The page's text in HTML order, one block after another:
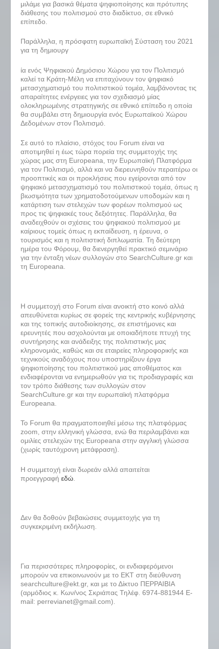
μιλάμε για βασικά θέματα ψηφιοποίησης και πρότυπης
διάθεσης του πολιτισμού στο διαδίκτυο, σε εθνικό
επίπεδο.
Παράλληλα, η πρόσφατη ευρωπαϊκή Σύσταση του 2021
για τη δημιουργ
ία ενός Ψηφιακού Δημόσιου Χώρου για τον Πολιτισμό
καλεί τα Κράτη-Μέλη να επιταχύνουν τον ψηφιακό
μετασχηματισμό του πολιτιστικού τομέα, λαμβάνοντας τις
απαραίτητες ενέργειες για τον σχεδιασμό μίας
ολοκληρωμένης στρατηγικής σε εθνικό επίπεδο η οποία
θα συμβάλει στη δημιουργία ενός Ευρωπαϊκού Χώρου
Δεδομένων στον Πολιτισμό.
Σε αυτό το πλαίσιο, στόχος του Forum είναι να
αποτιμηθεί η έως τώρα πορεία της συμμετοχής της
χώρας μας στη Europeana, την Ευρωπαϊκή Πλατφόρμα
για τον Πολιτισμό, αλλά και να διερευνηθούν περαιτέρω οι
προοπτικές και οι προκλήσεις που εγείρονται από τον
ψηφιακό μετασχηματισμό του πολιτιστικού τομέα, όπως η
βιωσιμότητα των χρηματοδοτούμενων υποδομών και η
κατάρτιση των στελεχών των φορέων πολιτισμού ως
προς τις ψηφιακές τους δεξιότητες. Παράλληλα, θα
αναδειχθούν οι σχέσεις του ψηφιακού πολιτισμού με
καίριους τομείς όπως η εκπαίδευση, η έρευνα, ο
τουρισμός και η πολιτιστική διπλωματία. Τη δεύτερη
ημέρα του Φόρουμ, θα διενεργηθεί πρακτικό σεμινάριο
για την ένταξη νέων συλλογών στο SearchCulture.gr και
τη Europeana.
Η συμμετοχή στο Forum είναι ανοικτή στο κοινό αλλά
απευθύνεται κυρίως σε φορείς της κεντρικής κυβέρνησης
και της τοπικής αυτοδιοίκησης, σε επιστήμονες και
ερευνητές που ασχολούνται με οποιαδήποτε πτυχή της
συντήρησης και ανάδειξης της πολιτιστικής μας
κληρονομιάς, καθώς και σε εταιρείες πληροφορικής και
τεχνικούς αναδόχους που υποστηρίζουν έργα
ψηφιοποίησης του πολιτιστικού μας αποθέματος και
ενδιαφέρονται να ενημερωθούν για τις προδιαγραφές και
τον τρόπο διάθεσης των συλλογών στον
SearchCulture.gr και την ευρωπαϊκή πλατφόρμα
Europeana.
Το Forum θα πραγματοποιηθεί μέσω της πλατφόρμας
zoom, στην ελληνική γλώσσα, ενώ θα περιλαμβάνει και
ομιλίες στελεχών της Europeana στην αγγλική γλώσσα
(χωρίς ταυτόχρονη μετάφραση).
Η συμμετοχή είναι δωρεάν αλλά απαιτείται
προεγγραφήεδώ
Δεν θα δοθούν βεβαιώσεις συμμετοχής για τη
συγκεκριμένη εκδήλωση.
Για περισσότερες πληροφορίες, οι ενδιαφερόμενοι
μπορούν να επικοινωνούν με το ΕΚΤ στη διεύθυνση
searchculture@ekt.gr, και με το Δίκτυο ΠΕΡΡΑΙΒΙΑ
(αρμόδιος κ. Κων/νος Σκριάπας Τηλέφ. 6974-881944 E-
mail: perrevianet@gmail.com).